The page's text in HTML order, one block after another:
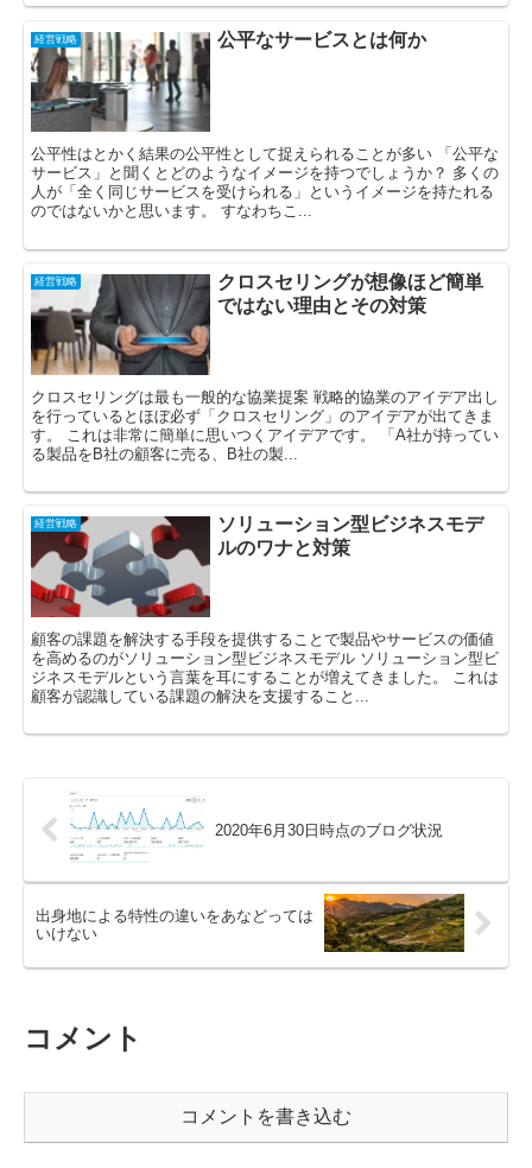
経営戦略 公平なサービスとは何か
公平性はとかく結果の公平性として捉えられることが多い 「公平な
サービス」と聞くとどのようなイメージを持つでしょうか？ 多くの
人が「全く同じサービスを受けられる」というイメージを持たれる
のではないかと思います。 すなわちこ...
経営戦略
クロスセリングが想像ほど簡単
ではない理由とその対策
クロスセリングは最も一般的な協業提案 戦略的協業のアイデア出し
を行っているとほぼ必ず「クロスセリング」のアイデアが出てきま
す。 これは非常に簡単に思いつくアイデアです。 「A社が持ってい
る製品をB社の顧客に売る、B社の製...
経営戦略
ソリューション型ビジネスモデ
ルのワナと対策
顧客の課題を解決する手段を提供することで製品やサービスの価値
を高めるのがソリューション型ビジネスモデル ソリューション型ビ
ジネスモデルという言葉を耳にすることが増えてきました。 これは
顧客が認識している課題の解決を支援すること...
2020年6月30日時点のブログ状況
出身地による特性の違いをあなどっては
いけない
コメント
コメントを書き込む